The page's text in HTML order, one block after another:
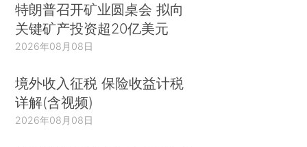
特朗普召开矿业圆桌会 拟向
关键矿产投资超20亿美元
2026年08月08日
境外收入征税 保险收益计税
详解(含视频)
2026年08月08日